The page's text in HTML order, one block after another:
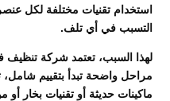
استخدام تقنيات مختلفة لكل
التسبب في أي تلف.
لهذا السبب، تعتمد شركة تنظيف
مراحل واضحة تبدأ بتقييم شامل،
ماكينات حديثة أو تقنيات بخار